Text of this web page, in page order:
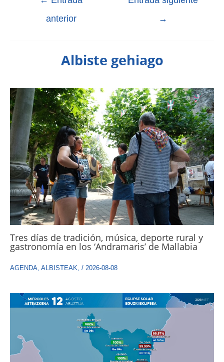
anterior
→
Albiste gehiago
Tres días de tradición, música, deporte rural y
gastronomía en los ‘Andramaris’ de Mallabia
AGENDA ALBISTEAK / 2026-08-08